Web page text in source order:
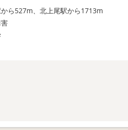
ら527m、北上尾駅から1713m